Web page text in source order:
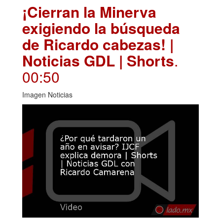
¡Cierran la Minerva
exigiendo la búsqueda
de Ricardo cabezas! |
Noticias GDL | Shorts.
00:50
Imagen Noticias